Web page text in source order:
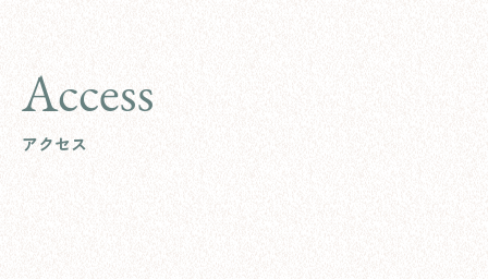
Access
アクセス